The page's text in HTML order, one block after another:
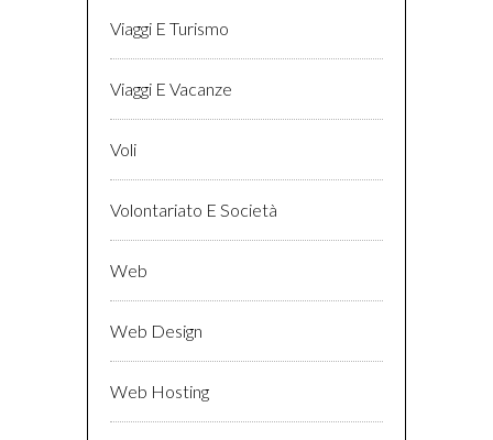
Viaggi E Turismo
Viaggi E Vacanze
Voli
Volontariato E Società
Web
Web Design
Web Hosting